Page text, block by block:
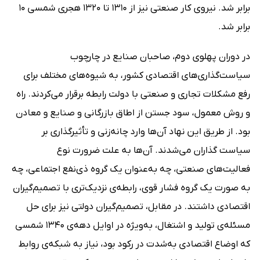
برابر شد. نیروی کار صنعتی نیز از 1310 تا 1320 هجری شمسی 10
برابر شد.
در دوران پهلوی دوم، صاحبان صنایع در چارچوب
سیاست‌گذاری‌های اقتصادی کشور، به شیوه‌های مختلف برای
رفع مشکلات تجاری و صنعتی با دولت رابطه برقرار می‌کردند. راه
و روش معمول، سود جستن از اطاق بازرگانی و صنایع و معادن
بود. از طریق این نهاد آن‌ها وارد چانه‌زنی و تأثیرگذاری بر
سیاست گذاران می‌شدند. آن‌ها به علت ضرورت نوع
فعالیت‌های صنعتی، چه به‌عنوان یک گروه ذی‌نفع اجتماعی، چه
به صورت یک گروه فشار قوی، رابطه‌ی نزدیک‌تری با تصمیم‌گیران
اقتصادی داشتند. در مقابل، تصمیم‌گیران دولتی نیز برای حل
مسئله‌ی تولید و اشتغال، به‌ویژه در اوایل دهه‌ی 1340 شمسی
که اوضاع اقتصادی به‌شدت در رکود بود، نیاز به شبکه‌ی روابط